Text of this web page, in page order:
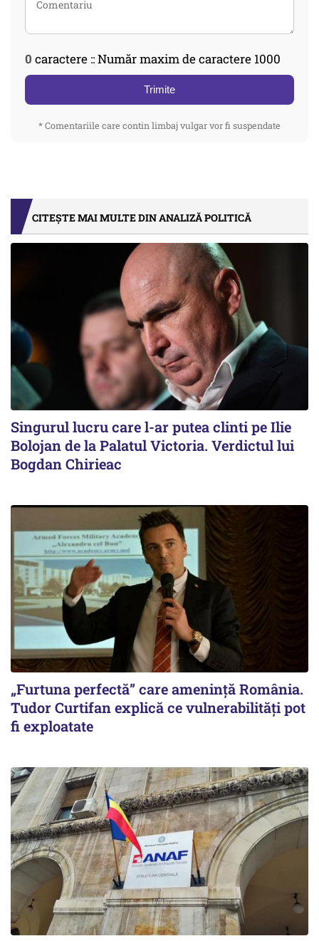
0 caractere :: Număr maxim de caractere 1000
Trimite
* Comentariile care contin limbaj vulgar vor fi suspendate
CITEȘTE MAI MULTE DIN ANALIZĂ POLITICĂ
Singurul lucru care l-ar putea clinti pe Ilie
Bolojan de la Palatul Victoria. Verdictul lui
Bogdan Chirieac
„Furtuna perfectă” care amenință România.
Tudor Curtifan explică ce vulnerabilități pot
fi exploatate